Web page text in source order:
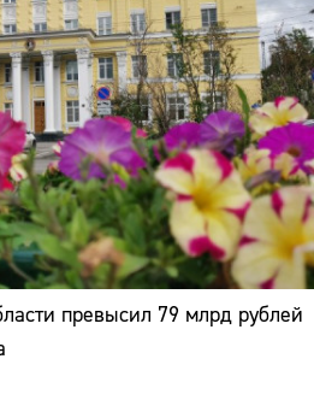
превысил 79 млрд рублей